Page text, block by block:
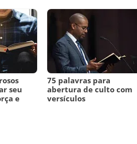
seu
e
75 palavras para
abertura de culto com
versículos